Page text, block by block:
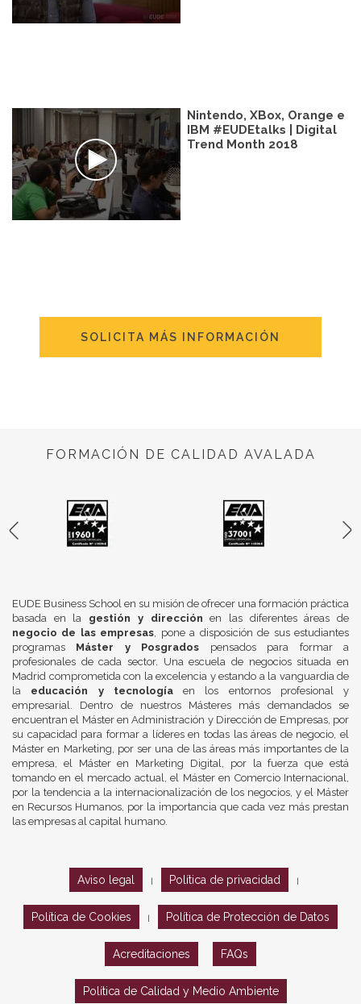
Nintendo, XBox, Orange e
IBM #EUDEtalks | Digital
Trend Month 2018
SOLICITA MÁS INFORMACIÓN
FORMACIÓN DE CALIDAD AVALADA
EUDE Business School en su misión de ofrecer una formación práctica
basada en la gestión y dirección en las diferentes áreas de
negocio de las empresas , pone a disposición de sus estudiantes
programas Máster y Posgrados pensados para formar a
profesionales de cada sector. Una escuela de negocios situada en
Madrid comprometida con la excelencia y estando a la vanguardia de
la educación y tecnologíaen los entornos profesional y
empresarial. Dentro de nuestros Másteres más demandados se
encuentran el Máster en Administración y Dirección de Empresas, por
su capacidad para formar a líderes en todas las áreas de negocio, el
Máster en Marketing, por ser una de las áreas más importantes de la
empresa, el Máster en Marketing Digital, por la fuerza que está
tomando en el mercado actual, el Máster en Comercio Internacional,
por la tendencia a la internacionalización de los negocios, y el Máster
en Recursos Humanos, por la importancia que cada vez más prestan
las empresas al capital humano.
Aviso legal Política de privacidad
Política de Cookies Política de Protección de Datos
Acreditaciones FAQs
Política de Calidad y Medio Ambiente